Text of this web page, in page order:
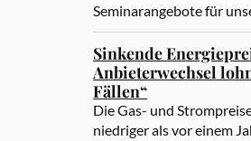
Seminarangebote für
Sinkende
Anbieterwechsel
Fällen“
Die Gas- und
niedriger als vor einem